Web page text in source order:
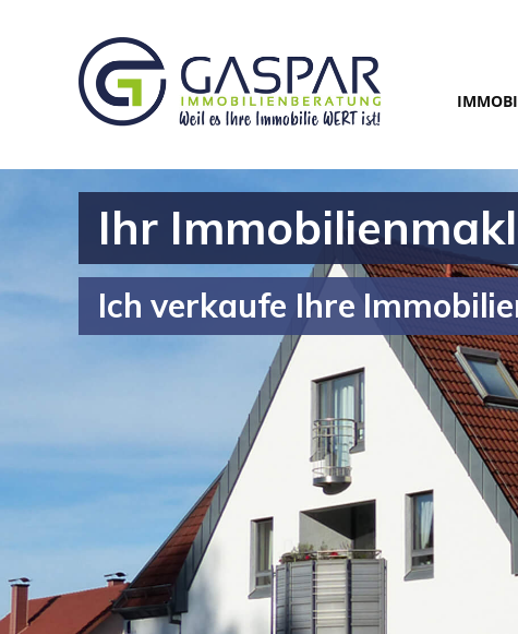
Ihr
Ich verkaufe Ihre